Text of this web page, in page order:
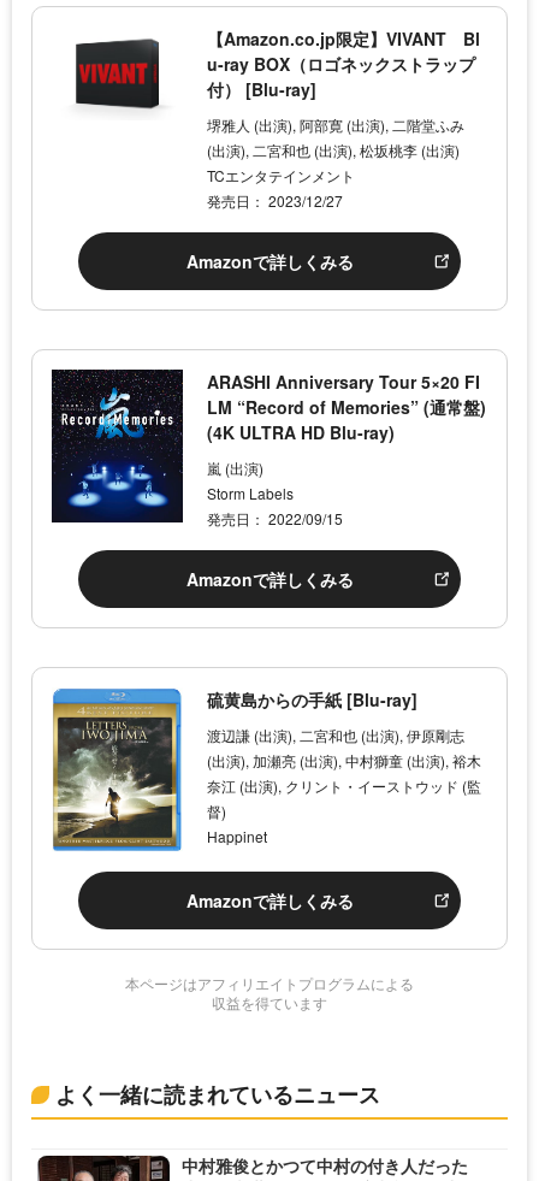
【Amazon.co.jp限定】VIVANT Bl
u-ray BOX（ロゴネックストラップ
付） [Blu-ray]
堺雅人 (出演), 阿部寛 (出演), 二階堂ふみ
(出演), 二宮和也 (出演), 松坂桃李 (出演)
TCエンタテインメント
発売日： 2023/12/27
Amazonで詳しくみる
ARASHI Anniversary Tour 5×20 FI
LM “Record of Memories” (通常盤)
(4K ULTRA HD Blu-ray)
嵐 (出演)
Storm Labels
発売日： 2022/09/15
Amazonで詳しくみる
硫黄島からの手紙 [Blu-ray]
渡辺謙 (出演), 二宮和也 (出演), 伊原剛志
(出演), 加瀬亮 (出演), 中村獅童 (出演), 裕木
奈江 (出演), クリント・イーストウッド (監
督)
Happinet
Amazonで詳しくみる
本ページはアフィリエイトプログラムによる
収益を得ています
よく一緒に読まれているニュース
中村雅俊とかつて中村の付き人だった